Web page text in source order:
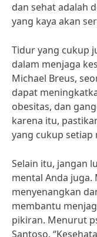
dan sehat adalah
yang kaya akan
Tidur yang cukup
dalam menjaga
Michael Breus,
dapat
obesitas, dan
karena itu,
yang cukup setiap
Selain itu, jangan
mental Anda juga.
menyenangkan
membantu
pikiran. Menurut
Santoso,